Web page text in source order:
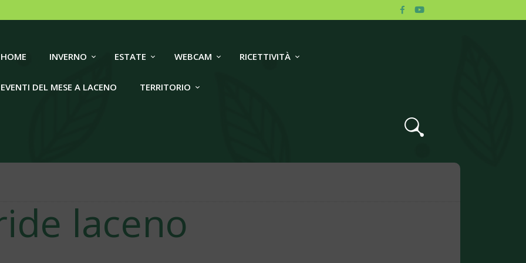
HOME INVERNO ESTATE WEBCAM RICETTIVITÀ
EVENTI DEL MESE A LACENO TERRITORIO
laceno
LACENO TRAVEL
HOME
INVERNO
ESTATE
TERRITORIO